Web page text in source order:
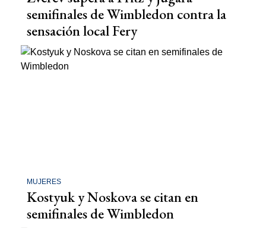
semifinales de Wimbledon contra la
sensación local Fery
MUJERES
Kostyuk y Noskova se citan en
semifinales de Wimbledon